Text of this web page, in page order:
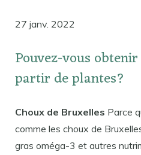
27 janv. 2022
Pouvez-vous
partir de plantes?
Choux de Bruxelles Parce
comme les choux de
gras oméga-3 et autres